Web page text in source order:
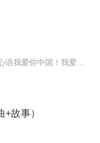
故事）